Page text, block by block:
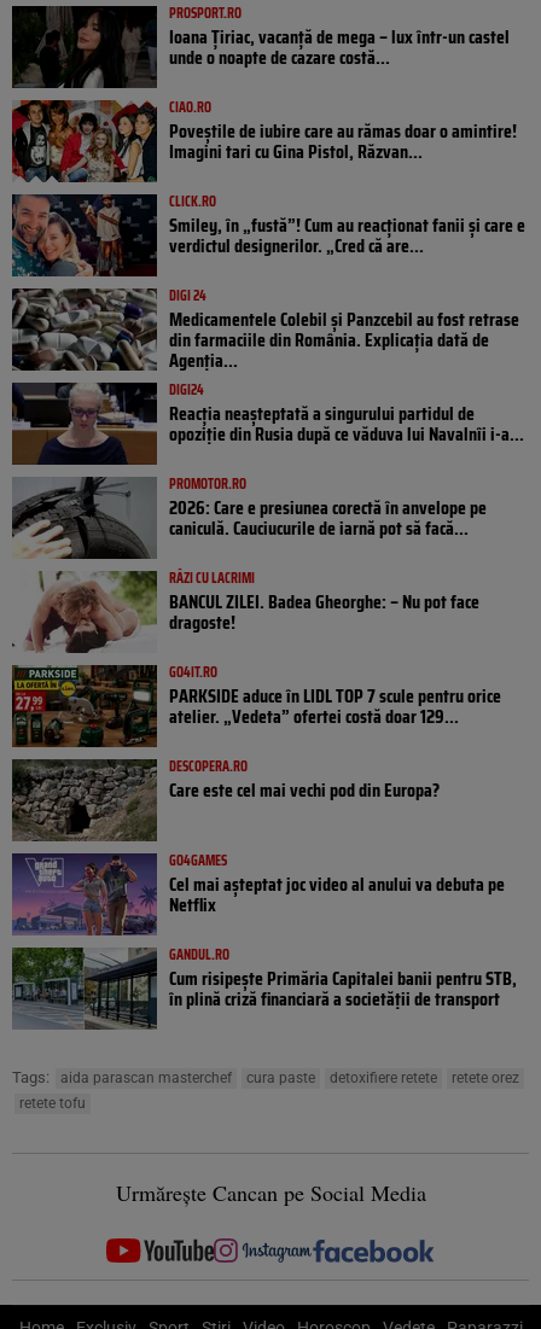
PROSPORT.RO
Ioana Țiriac, vacanță de mega – lux într-un castel
unde o noapte de cazare costă...
CIAO.RO
Poveştile de iubire care au rămas doar o amintire!
Imagini tari cu Gina Pistol, Răzvan...
CLICK.RO
Smiley, în „fustă”! Cum au reacționat fanii și care e
verdictul designerilor. „Cred că are...
DIGI 24
Medicamentele Colebil și Panzcebil au fost retrase
din farmaciile din România. Explicația dată de
Agenția...
DIGI24
Reacția neașteptată a singurului partidul de
opoziţie din Rusia după ce văduva lui Navalnîi i-a...
PROMOTOR.RO
2026: Care e presiunea corectă în anvelope pe
caniculă. Cauciucurile de iarnă pot să facă...
RÂZI CU LACRIMI
BANCUL ZILEI. Badea Gheorghe: – Nu pot face
dragoste!
GO4IT.RO
PARKSIDE aduce în LIDL TOP 7 scule pentru orice
atelier. „Vedeta” ofertei costă doar 129...
DESCOPERA.RO
Care este cel mai vechi pod din Europa?
GO4GAMES
Cel mai așteptat joc video al anului va debuta pe
Netflix
GANDUL.RO
Cum risipește Primăria Capitalei banii pentru STB,
în plină criză financiară a societății de transport
Tags: aida parascan masterchef cura paste detoxifiere retete
retete orez
retete tofu
Urmărește Cancan pe Social Media